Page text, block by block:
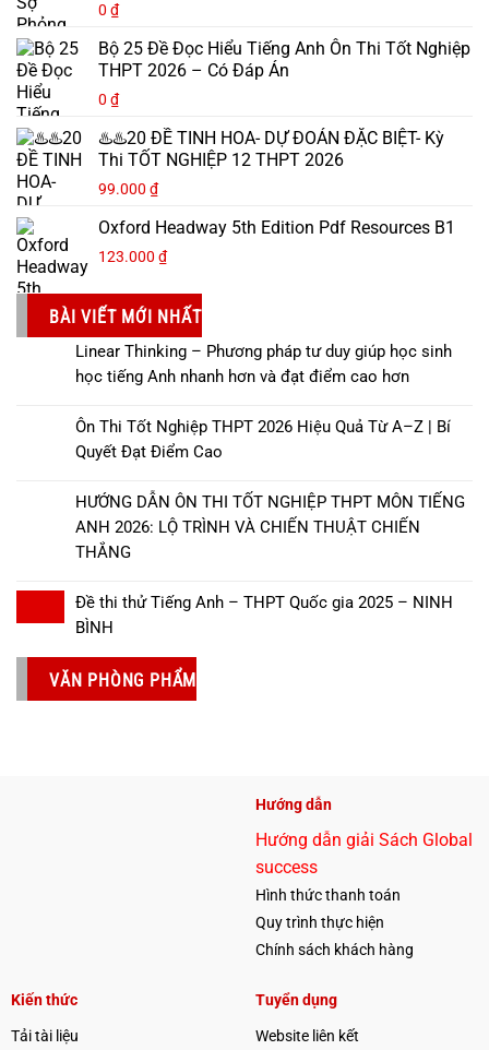
0 ₫
Bộ 25 Đề Đọc Hiểu Tiếng Anh Ôn Thi Tốt Nghiệp
THPT 2026 – Có Đáp Án
0 ₫
♨️♨️20 ĐỀ TINH HOA- DỰ ĐOÁN ĐẶC BIỆT- Kỳ
Thi TỐT NGHIỆP 12 THPT 2026
99.000 ₫
Oxford Headway 5th Edition Pdf Resources B1
123.000 ₫
BÀI VIẾT MỚI NHẤT
Linear Thinking – Phương pháp tư duy giúp học sinh
học tiếng Anh nhanh hơn và đạt điểm cao hơn
Ôn Thi Tốt Nghiệp THPT 2026 Hiệu Quả Từ A–Z | Bí
Quyết Đạt Điểm Cao
HƯỚNG DẪN ÔN THI TỐT NGHIỆP THPT MÔN TIẾNG
ANH 2026: LỘ TRÌNH VÀ CHIẾN THUẬT CHIẾN
THẮNG
Đề thi thử Tiếng Anh – THPT Quốc gia 2025 – NINH
BÌNH
VĂN PHÒNG PHẨM
Hướng dẫn
Hướng dẫn giải Sách Global
success
Hình thức thanh toán
Quy trình thực hiện
Chính sách khách hàng
Kiến thức
Tải tài liệu
Tuyển dụng
Website liên kết